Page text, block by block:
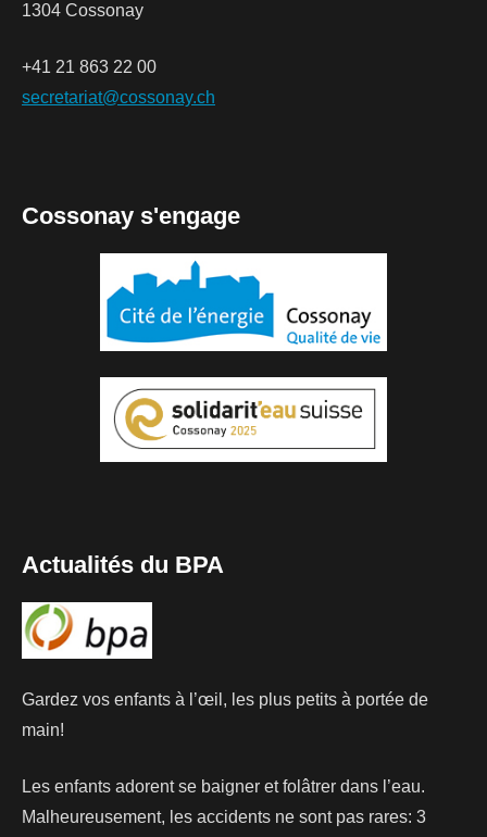
1304 Cossonay
+41 21 863 22 00
secretariat@cossonay.ch
Cossonay s'engage
Actualités du BPA
Gardez vos enfants à l’œil, les plus petits à portée de
main!
Les enfants adorent se baigner et folâtrer dans l’eau.
Malheureusement, les accidents ne sont pas rares: 3